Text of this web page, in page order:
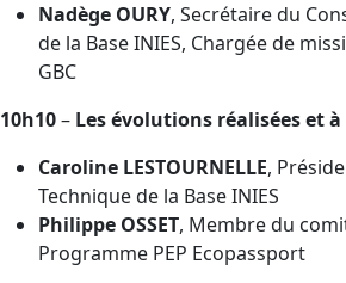
Nadège OURY, Secrétaire du
de la Base INIES, Chargée de
GBC
10h10– Les évolutions réalisées et
Caroline LESTOURNELLE,
Technique de la Base INIES
Philippe OSSET, Membre du
Programme PEP Ecopassport